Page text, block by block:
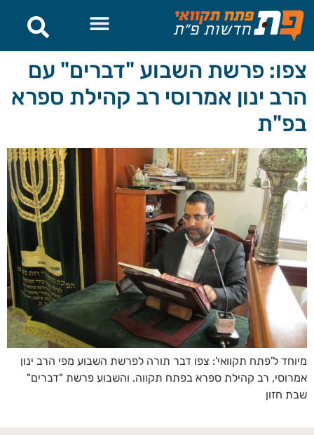
לתוכן
צפו: פרשת השבוע "דברים" עם
הרב ינון אמרוסי רב קהילת ספרא
בפ"ת
מיוחד ל'פתח תקוואי': צפו דבר תורה לפרשת השבוע מפי הרב ינון
אמרוסי, רב קהילת ספרא בפתח תקווה. והשבוע פרשת "דברים"
שבת חזון